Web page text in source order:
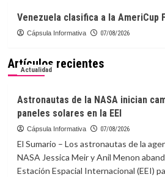
Venezuela clasifica a la AmeriCup
Cápsula Informativa 07/08/2026
Artículos recientes
Actualidad
Astronautas de la NASA inician
paneles solares en la EEI
Cápsula Informativa 07/08/2026
El Sumario – Los astronautas de la
NASA Jessica Meir y Anil Menon
Estación Espacial Internacional (EEI)